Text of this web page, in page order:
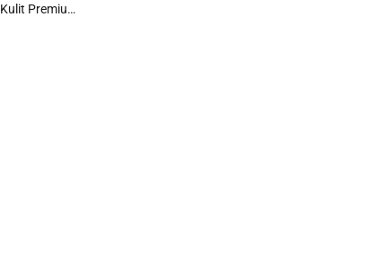
Kulit Premium